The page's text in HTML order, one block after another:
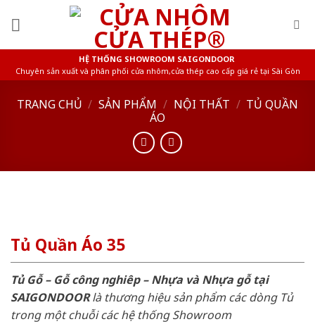
HỆ THỐNG SHOWROOM SAIGONDOOR
Chuyên sản xuất và phân phối cửa nhôm,cửa thép cao cấp giá rẻ tại Sài Gòn
TRANG CHỦ / SẢN PHẨM / NỘI THẤT / TỦ QUẦN
ÁO
Tủ Quần Áo 35
Tủ Gỗ – Gỗ công nghiêp – Nhựa và Nhựa gỗ tại
SAIGONDOORlà thương hiệu sản phẩm các dòng Tủ
trong một chuỗi các hệ thống Showroom